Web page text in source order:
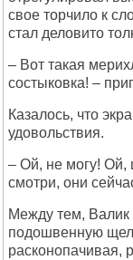
свое торчило к
стал деловито
– Вот такая
состыковка! –
Казалось, что
удовольствия.
– Ой, не могу! Ой,
смотри, они
Между тем, Валик
подошвенную
расконопачивая,